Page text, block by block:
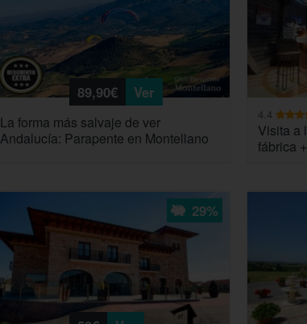
89,90€ Ver
La forma más salvaje de ver
Andalucía: Parapente en Montellano
4.4
Visita a
fábrica
29%